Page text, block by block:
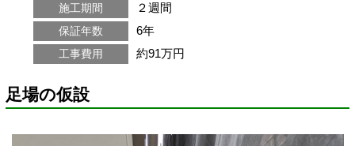
施工期間 ２週間
保証年数 6年
工事費用 約91万円
足場の仮設